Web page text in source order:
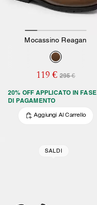
Mocassino Reagan
119 € 295 €
20% OFF APPLICATO IN FASE
DI PAGAMENTO
Aggiungi Al Carrello
SALDI